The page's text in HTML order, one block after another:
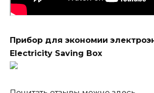
Прибор для экономии
Electricity Saving Box